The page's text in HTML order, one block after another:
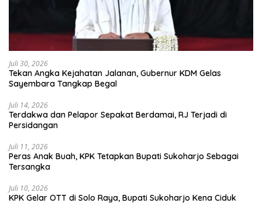
Juli 30, 2026
Tekan Angka Kejahatan Jalanan, Gubernur KDM Gelas
Sayembara Tangkap Begal
Juli 14, 2026
Terdakwa dan Pelapor Sepakat Berdamai, RJ Terjadi di
Persidangan
Juli 11, 2026
Peras Anak Buah, KPK Tetapkan Bupati Sukoharjo Sebagai
Tersangka
Juli 10, 2026
KPK Gelar OTT di Solo Raya, Bupati Sukoharjo Kena Ciduk